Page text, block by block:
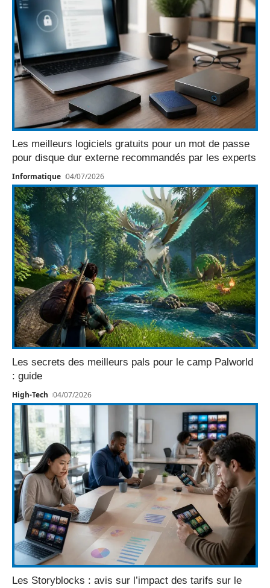
Les meilleurs logiciels gratuits pour un mot de passe
pour disque dur externe recommandés par les experts
Informatique 04/07/2026
Les secrets des meilleurs pals pour le camp Palworld
: guide
High-Tech 04/07/2026
Les Storyblocks : avis sur l’impact des tarifs sur le